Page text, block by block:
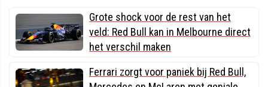
Grote shock voor de rest van het
veld: Red Bull kan in Melbourne direct
het verschil maken
Ferrari zorgt voor paniek bij Red Bull,